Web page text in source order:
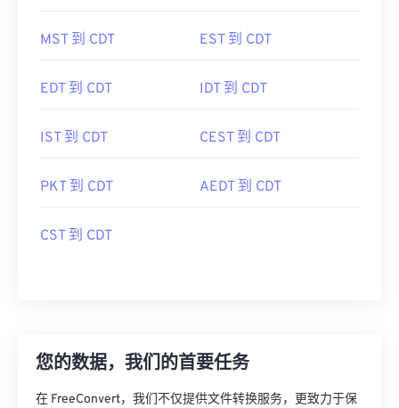
MST 到 CDT EST 到 CDT
EDT 到 CDT IDT 到 CDT
IST 到 CDT CEST 到 CDT
PKT 到 CDT AEDT 到 CDT
CST 到 CDT
您的数据，我们的首要任务
在 FreeConvert，我们不仅提供文件转换服务，更致力于保